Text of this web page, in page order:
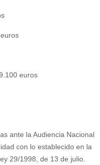
euros
ante la Audiencia Nacional
con lo establecido en la
29/1998, de 13 de julio.